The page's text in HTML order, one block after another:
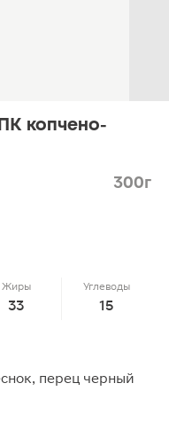
копчено-
300г
Жиры
33
Углеводы
15
перец черный